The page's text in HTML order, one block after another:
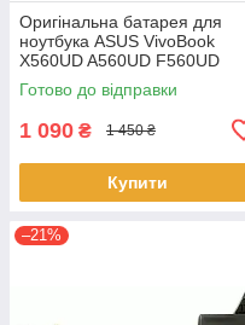
Оригінальна батарея для
ноутбука ASUS VivoBook
X560UD A560UD F560UD
K560UD R562UD - A31N1730
Готово до відправки
1 090 ₴ 1 450 ₴
Купити
–21%